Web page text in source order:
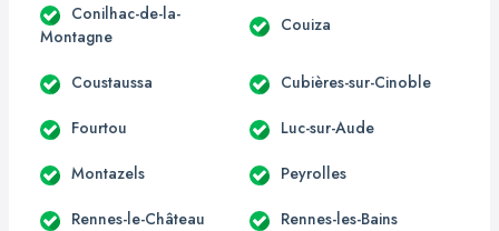
Conilhac-de-la-
Montagne
Couiza
Coustaussa Cubières-sur-Cinoble
Fourtou Luc-sur-Aude
Montazels Peyrolles
Rennes-le-Château Rennes-les-Bains